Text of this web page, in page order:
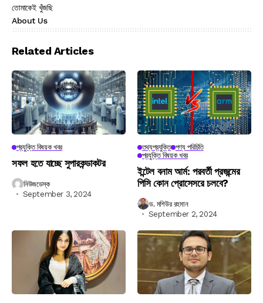
তোমাকেই খুঁজছি
About Us
Related Articles
প্রযুক্তি বিষয়ক খবর
সফল হতে যাচ্ছে সুপারকন্ডাকটর
নিউজডেস্ক
September 3, 2024
তথ্যপ্রযুক্তি পণ্য পরিচিতি
প্রযুক্তি বিষয়ক খবর
ইন্টেল বনাম আর্ম: পরবর্তী প্রজন্মের
পিসি কোন প্রোসেসরে চলবে?
ড. মশিউর রহমান
September 2, 2024